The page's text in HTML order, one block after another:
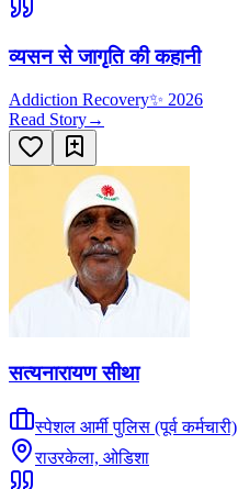
व्यसन से जागृति की कहानी
Addiction Recovery✨ 2026
Read Story→
सत्यनारायण सीथा
स्पेशल आर्मी पुलिस (पूर्व कर्मचारी)
राउरकेला, ओडिशा